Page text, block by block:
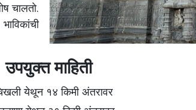
चालतो.
उपयुक्त माहिती
येथून १४ किमी अंतरावर